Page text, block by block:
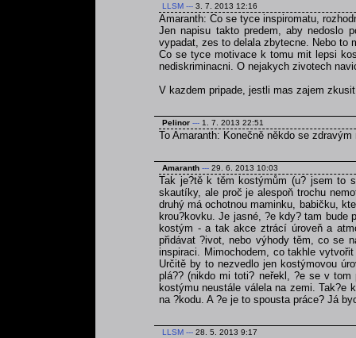
LLSM --- 3. 7. 2013 12:16
Amaranth: Co se tyce inspiromatu,
Jen napisu takto predem, aby nedoslo
vypadat, zes to delala zbytecne. Nebo to
Co se tyce motivace k tomu mit lepsi
nediskriminacni. O nejakych zivotech
V kazdem pripade, jestli mas zajem
Pelinor --- 1. 7. 2013 22:51
To Amaranth: Konečně někdo se zdravým
Amaranth --- 29. 6. 2013 10:03
Tak je?tě k těm kostýmům (u? jsem to
skautíky, ale proč je alespoň trochu
druhý má ochotnou maminku, babičku,
krou?kovku. Je jasné, ?e kdy? tam
kostým - a tak akce ztrácí úroveň a
přidávat ?ivot, nebo výhody těm, co se
inspiraci. Mimochodem, co takhle
Určitě by to nezvedlo jen kostýmovou
plá?? (nikdo mi toti? neřekl, ?e se v
kostýmu neustále válela na zemi. Tak?e
na ?kodu. A ?e je to spousta práce? Já
LLSM --- 28. 5. 2013 9:17